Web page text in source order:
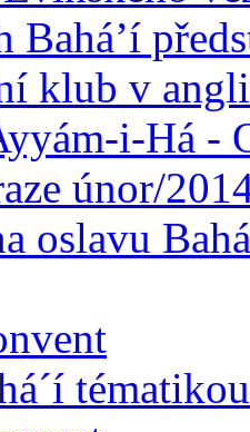
Bahá’í
klub v
i-Há -
únor/
oslavu